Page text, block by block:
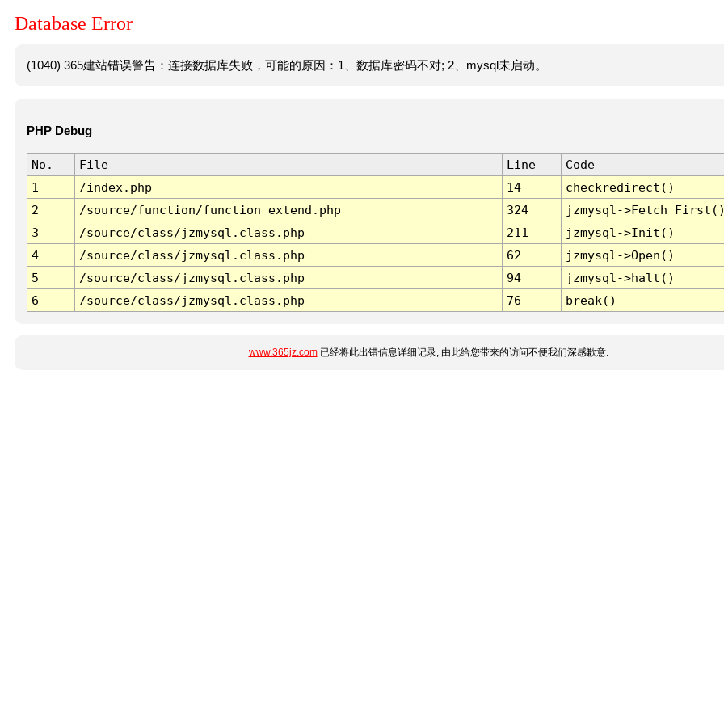
Database Error
(1040) 365建站错误警告：连接数据库失败，可能的原因：1、数据库密码不对; 2、mysql未启动。
PHP Debug
No. File Line
Code
1
/index.php 14
checkredirect()
2
/source/function/function_extend.php 324
jzmysql-
3
/source/class/jzmysql.class.php 211
jzmysql->Init()
4
/source/class/jzmysql.class.php 62
jzmysql->Open()
5
/source/class/jzmysql.class.php 94
jzmysql->halt()
6
/source/class/jzmysql.class.php 76 break()
www.365jz.com已经将此出错信息详细记录, 由此给您带来的访问不便我们深感歉意.